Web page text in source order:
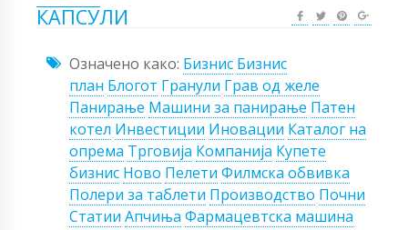
КАПСУЛИ
Означено како: Бизнис Бизнис
план Блогот Гранули Грав од желе
Панирање Машини за панирање Патен
котел Инвестиции Иновации Каталог на
опрема Трговија Компанија Купете
бизнис Ново Пелети Филмска обвивка
Полери за таблети Производство Почни
Статии Апчиња Фармацевтска машина